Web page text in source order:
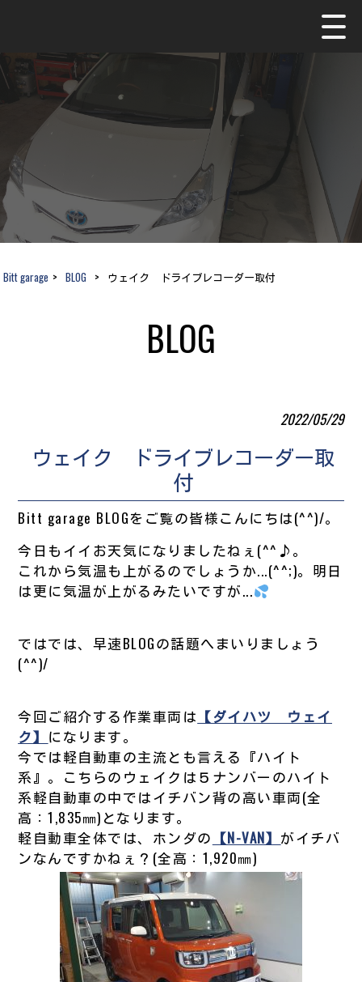
Bitt garage > BLOG > ウェイク ドライブレコーダー取付
BLOG
2022/05/29
ウェイク ドライブレコーダー取
付
Bitt garage BLOGをご覧の皆様こんにちは(^^)/。
今日もイイお天気になりましたねぇ(^^♪。
これから気温も上がるのでしょうか...(^^;)。明日
は更に気温が上がるみたいですが...
ではでは、早速BLOGの話題へまいりましょう
(^^)/
今回ご紹介する作業車両は 【ダイハツ ウェイ
ク】 になります。
今では軽自動車の主流とも言える『ハイト
系』。こちらのウェイクは５ナンバーのハイト
系軽自動車の中ではイチバン背の高い車両(全
高：1,835㎜)となります。
軽自動車全体では、ホンダの 【N-VAN】 がイチバ
ンなんですかねぇ？(全高：1,920㎜)